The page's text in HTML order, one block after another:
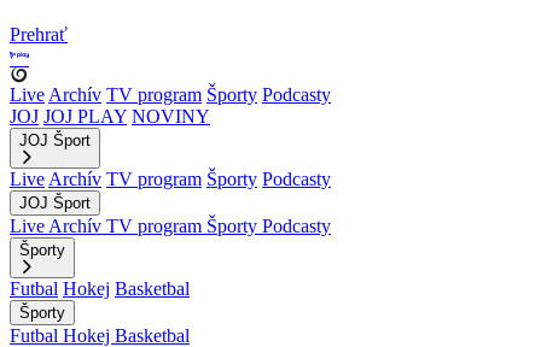
Prehrať
Live Archív TV program Športy Podcasty
JOJ JOJ PLAY NOVINY
JOJ Šport
Live Archív TV program Športy Podcasty
JOJ Šport
Live Archív TV program Športy Podcasty
Športy
Futbal Hokej Basketbal
Športy
Futbal Hokej Basketbal